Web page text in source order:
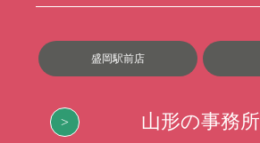
盛岡駅前店
山形の事務所